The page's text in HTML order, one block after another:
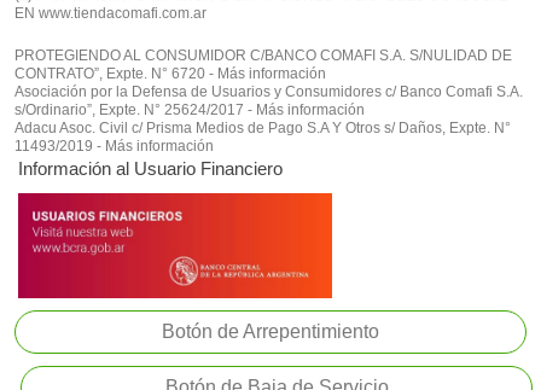
EN www.tiendacomafi.com.ar
PROTEGIENDO AL CONSUMIDOR C/BANCO COMAFI S.A. S/NULIDAD DE
CONTRATO”, Expte. N° 6720 - Más información
Asociación por la Defensa de Usuarios y Consumidores c/ Banco Comafi S.A.
s/Ordinario”, Expte. N° 25624/2017 - Más información
Adacu Asoc. Civil c/ Prisma Medios de Pago S.A Y Otros s/ Daños, Expte. N°
11493/2019 - Más información
Información al Usuario Financiero
Botón de Arrepentimiento